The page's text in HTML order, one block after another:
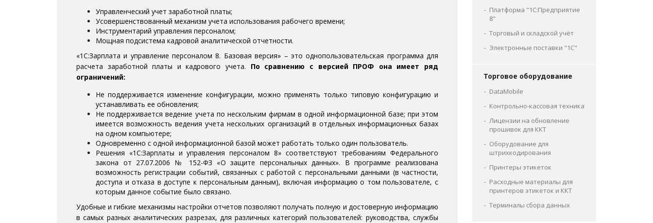
Управленческий учет заработной платы;
Усовершенствованный механизм учета использования рабочего времени;
Инструментарий управления персоналом;
Мощная подсистема кадровой аналитической отчетности.
«1С:Зарплата и управление персоналом 8. Базовая версия» – это однопользовательская программа для
расчета заработной платы и кадрового учета. По сравнению с версией ПРОФ она имеет ряд
ограничений:
Не поддерживается изменение конфигурации, можно применять только типовую конфигурацию и
устанавливать ее обновления;
Не поддерживается ведение учета по нескольким фирмам в одной информационной базе; при этом
имеется возможность ведения учета нескольких организаций в отдельных информационных базах
на одном компьютере;
Одновременно с одной информационной базой может работать только один пользователь.
Решения «1С:Зарплаты и управления персоналом 8» соответствуют требованиям Федерального
закона от 27.07.2006 № 152-ФЗ «О защите персональных данных». В программе реализована
возможность регистрации событий, связанных с работой с персональными данными (в частности,
доступа и отказа в доступе к персональным данным), включая информацию о том пользователе, с
которым данное событие было связано.
Удобные и гибкие механизмы настройки отчетов позволяют получать полную и достоверную информацию
в самых разных аналитических разрезах, для различных категорий пользователей: руководства, службы
Платформа "1С:Предприятие
8"
Торговый и складской учёт
Электронные поставки "1С"
Торговое оборудование
DataMobile
Контрольно-кассовая техника
Лицензии на обновление
прошивок для ККТ
Оборудование для
штрихкодирования
Принтеры этикеток
Расходные материалы для
принтеров этикеток и ККТ
Терминалы сбора данных